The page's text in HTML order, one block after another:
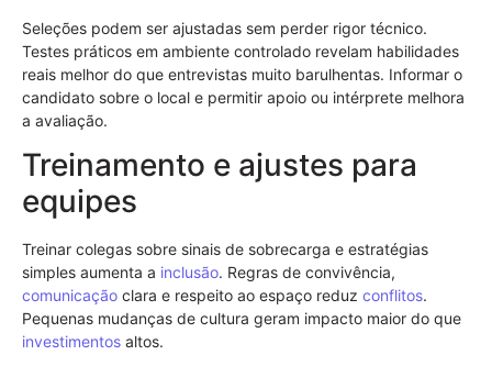
Seleções podem ser ajustadas sem perder rigor técnico.
Testes práticos em ambiente controlado revelam habilidades
reais melhor do que entrevistas muito barulhentas. Informar o
candidato sobre o local e permitir apoio ou intérprete melhora
a avaliação.
Treinamento e ajustes para
equipes
Treinar colegas sobre sinais de sobrecarga e estratégias
simples aumenta a inclusão. Regras de convivência,
comunicação clara e respeito ao espaço reduz conflitos.
Pequenas mudanças de cultura geram impacto maior do que
investimentos altos.